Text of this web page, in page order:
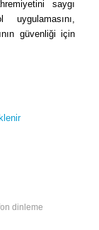
saygı
güvenliği için
dinleme